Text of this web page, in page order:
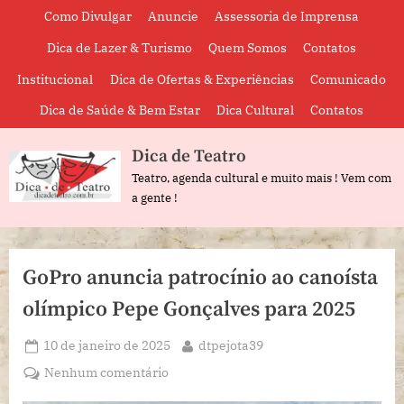
Como Divulgar Anuncie
Assessoria de Imprensa
Dica de Lazer & Turismo
Quem Somos
Contatos
Institucional
Dica de Ofertas & Experiências
Comunicado
Dica de Saúde & Bem Estar
Dica Cultural Contatos
Dica de Teatro
Teatro, agenda cultural e muito mais ! Vem com
a gente !
GoPro anuncia patrocínio ao canoísta
olímpico Pepe Gonçalves para 2025
Posted
on
10 de janeiro de 2025 By
dtpejota39
Nenhum comentário